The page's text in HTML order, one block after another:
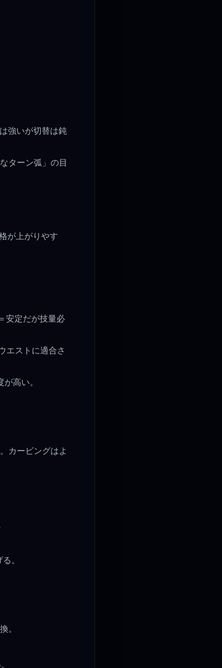
強いが切替は鈍
ターン弧」の目
が上がりやす
安定だが技量必
エストに適合さ
高い。
カービングはよ
。
。